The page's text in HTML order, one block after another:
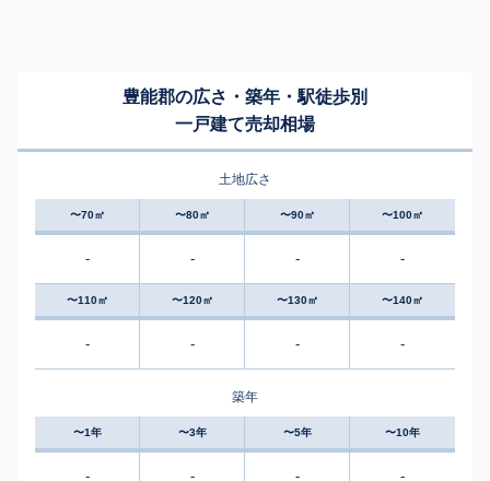
豊能郡の広さ・築年・駅徒歩別
一戸建て売却相場
土地広さ
〜70㎡ 〜80㎡ 〜90㎡ 〜100㎡
- - - -
〜110㎡ 〜120㎡ 〜130㎡ 〜140㎡
- - - -
築年
〜1年 〜3年 〜5年 〜10年
- - - -